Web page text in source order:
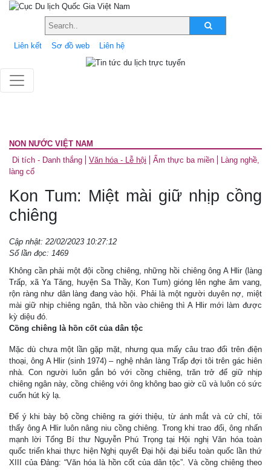
Liên kết Sơ đồ web Liên hệ
NON NƯỚC VIỆT NAM
Di tích - Danh thắng
Văn hóa - Lễ hội Ẩm thực ba miền
Làng nghề,
làng cổ
Kon Tum: Miệt mài giữ nhịp cồng
chiêng
Cập nhật: 22/02/2023 10:27:12
Số lần đọc: 1469
Không cần phải một đội cồng chiêng, những hồi chiêng ông A Hlir (làng
Trấp, xã Ya Tăng, huyện Sa Thầy, Kon Tum) gióng lên nghe âm vang,
rộn ràng như dân làng đang vào hội. Phải là một người duyên nợ, miệt
mài giữ nhịp chiêng ngân, thả hồn vào chiêng thì A Hlir mới làm được
kỳ diệu đó.
Cồng chiêng là hồn cốt của dân tộc
Mặc dù chưa một lần gặp mặt, nhưng qua mấy câu trao đổi trên điện
thoại, ông A Hlir (sinh 1974) – nghệ nhân làng Trấp đợi tôi trên gác hiên
nhà. Con người luôn gắn bó với cồng chiêng, trăn trở để giữ nhịp
chiêng ngân này, cồng chiêng với ông không bao giờ cũ và luôn có sức
cuốn hút kỳ lạ.
Để ý khi bày bộ cồng chiêng ra giới thiệu, từ ánh mắt và cử chỉ, tôi
thấy ông A Hlir luôn nâng niu cồng chiêng. Trong khi trao đổi, ông nhấn
mạnh lời Tổng Bí thư Nguyễn Phú Trọng tại Hội nghị Văn hóa toàn
quốc triển khai thực hiện Nghị quyết Đại hội đại biểu toàn quốc lần thứ
XIII của Đảng: “Văn hóa là hồn cốt của dân tộc”. Và cồng chiêng theo